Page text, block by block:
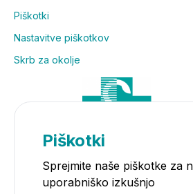
Piškotki
Nastavitve piškotkov
Skrb za okolje
Piškotki
Sprejmite naše piškotke za
uporabniško izkušnjo